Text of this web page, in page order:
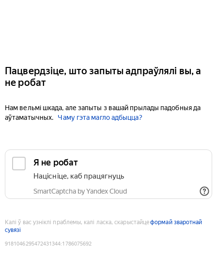
Пацвердзіце, што запыты адпраўлялі вы, а
не робат
Нам вельмі шкада, але запыты з вашай прылады падобныя да
аўтаматычных.
Чаму гэта магло адбыцца?
Я не робат
Націсніце, каб працягнуць
SmartCaptcha by Yandex Cloud
Калі ў вас узніклі праблемы, калі ласка, скарыстайцеформай зваротнай
сувязі
9181046295472431344:1786075692